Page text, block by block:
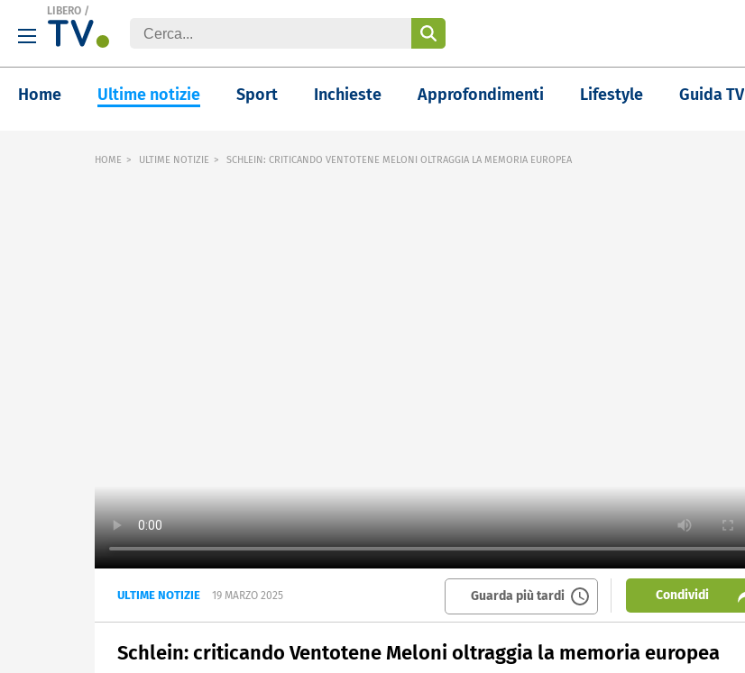
LIBERO /
Home Ultime notizie Sport Inchieste Approfondimenti Lifestyle Guida TV
HOME ULTIME NOTIZIE SCHLEIN: CRITICANDO VENTOTENE MELONI OLTRAGGIA LA MEMORIA EUROPEA
ULTIME NOTIZIE 19 MARZO 2025 Guarda più tardi Condividi
Schlein: criticando Ventotene Meloni oltraggia la memoria europea